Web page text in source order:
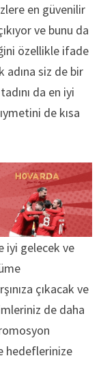
en güvenilir
ve bunu da
özellikle ifade
siz de bir
da en iyi
de kısa
iyi gelecek ve
çıkacak ve
de daha
hedeflerinize